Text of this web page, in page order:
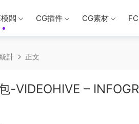
闆 CG插件 CG素材
計 正文
-VIDEOHIVE –